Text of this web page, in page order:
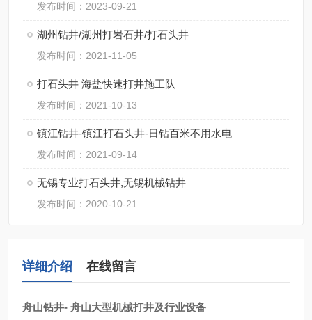
发布时间：2023-09-21
湖州钻井/湖州打岩石井/打石头井
发布时间：2021-11-05
打石头井 海盐快速打井施工队
发布时间：2021-10-13
镇江钻井-镇江打石头井-日钻百米不用水电
发布时间：2021-09-14
无锡专业打石头井,无锡机械钻井
发布时间：2020-10-21
详细介绍 在线留言
舟山钻井- 舟山大型机械打井及行业设备